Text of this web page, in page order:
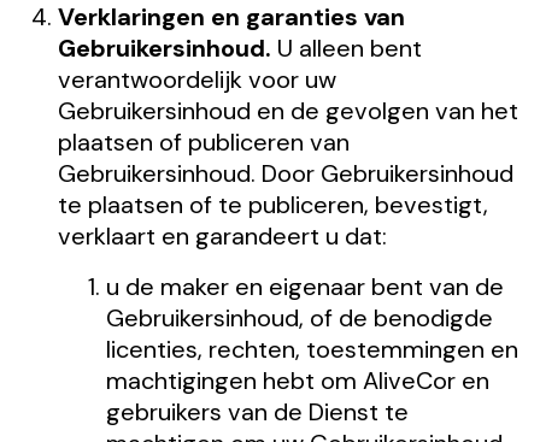
Verklaringen en garanties van
Gebruikersinhoud. U alleen bent
verantwoordelijk voor uw
Gebruikersinhoud en de gevolgen van het
plaatsen of publiceren van
Gebruikersinhoud. Door Gebruikersinhoud
te plaatsen of te publiceren, bevestigt,
verklaart en garandeert u dat:
u de maker en eigenaar bent van de
Gebruikersinhoud, of de benodigde
licenties, rechten, toestemmingen en
machtigingen hebt om AliveCor en
gebruikers van de Dienst te